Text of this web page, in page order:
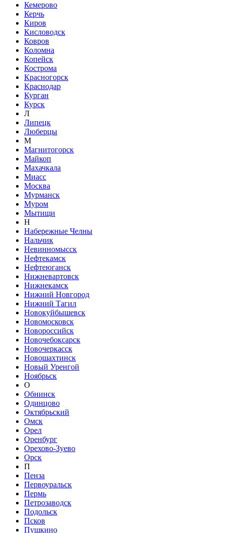
Кемерово
Керчь
Киров
Кисловодск
Ковров
Коломна
Копейск
Кострома
Красногорск
Краснодар
Курган
Курск
Л
Липецк
Люберцы
М
Магнитогорск
Майкоп
Махачкала
Миасс
Москва
Мурманск
Муром
Мытищи
Н
Набережные Челны
Нальчик
Невинномысск
Нефтекамск
Нефтеюганск
Нижневартовск
Нижнекамск
Нижний Новгород
Нижний Тагил
Новокуйбышевск
Новомосковск
Новороссийск
Новочебоксарск
Новочеркасск
Новошахтинск
Новый Уренгой
Ноябрьск
О
Обнинск
Одинцово
Октябрьский
Омск
Орел
Оренбург
Орехово-Зуево
Орск
П
Пенза
Первоуральск
Пермь
Петрозаводск
Подольск
Псков
Пушкино